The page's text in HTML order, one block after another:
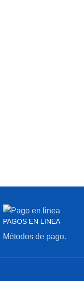
PAGOS EN LINEA
Métodos de pago.